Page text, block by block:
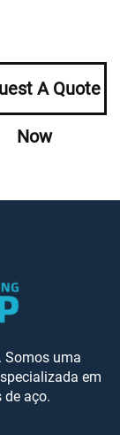
A Quote
Now
Somos uma
em
de aço.